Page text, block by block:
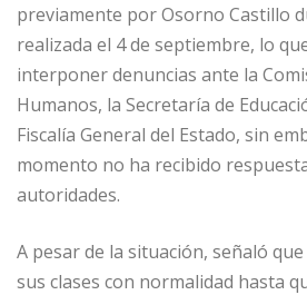
previamente por Osorno Castillo
realizada el 4 de septiembre, lo
interponer denuncias ante la
Humanos, la Secretaría de
Fiscalía General del Estado, sin
momento no ha recibido
autoridades.
A pesar de la situación, señaló
sus clases con normalidad hasta